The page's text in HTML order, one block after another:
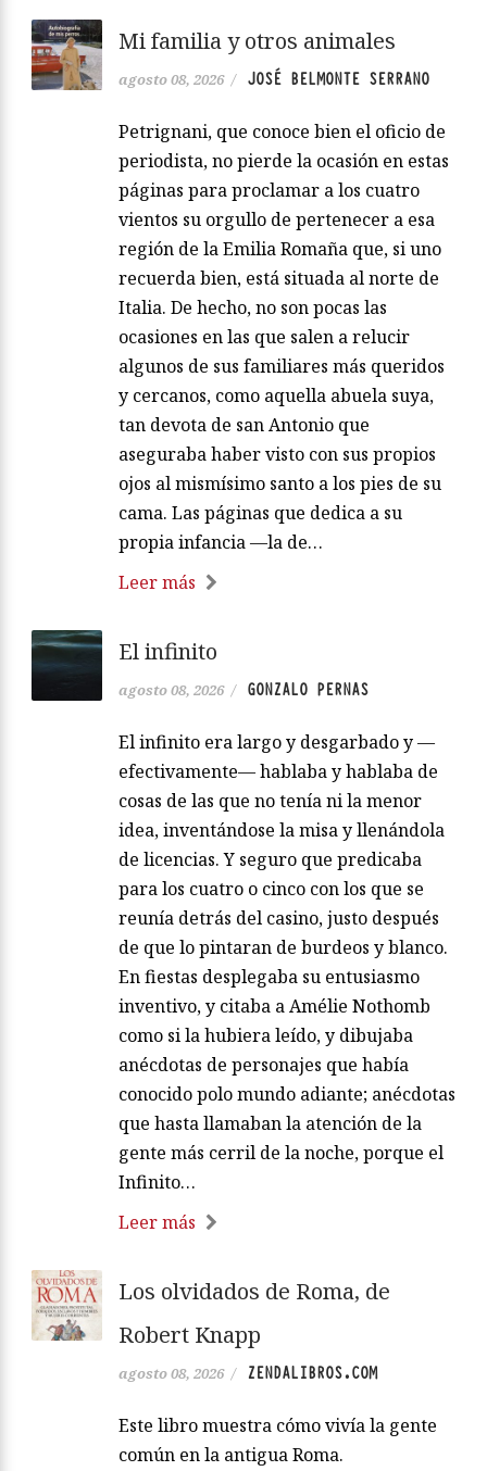
Mi familia y otros animales
agosto 08, 2026 / JOSÉ BELMONTE SERRANO
Petrignani, que conoce bien el oficio de
periodista, no pierde la ocasión en estas
páginas para proclamar a los cuatro
vientos su orgullo de pertenecer a esa
región de la Emilia Romaña que, si uno
recuerda bien, está situada al norte de
Italia. De hecho, no son pocas las
ocasiones en las que salen a relucir
algunos de sus familiares más queridos
y cercanos, como aquella abuela suya,
tan devota de san Antonio que
aseguraba haber visto con sus propios
ojos al mismísimo santo a los pies de su
cama. Las páginas que dedica a su
propia infancia —la de…
Leer más
El infinito
agosto 08, 2026 / GONZALO PERNAS
El infinito era largo y desgarbado y —
efectivamente— hablaba y hablaba de
cosas de las que no tenía ni la menor
idea, inventándose la misa y llenándola
de licencias. Y seguro que predicaba
para los cuatro o cinco con los que se
reunía detrás del casino, justo después
de que lo pintaran de burdeos y blanco.
En fiestas desplegaba su entusiasmo
inventivo, y citaba a Amélie Nothomb
como si la hubiera leído, y dibujaba
anécdotas de personajes que había
conocido polo mundo adiante; anécdotas
que hasta llamaban la atención de la
gente más cerril de la noche, porque el
Infinito…
Leer más
Los olvidados de Roma, de
Robert Knapp
agosto 08, 2026 / ZENDALIBROS.COM
Este libro muestra cómo vivía la gente
común en la antigua Roma.